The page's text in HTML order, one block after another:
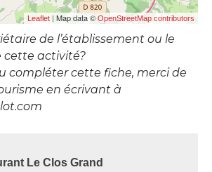
Leaflet | Map data © OpenStreetMap contributors
de l’établissement ou le
cette activité?
compléter cette fiche, merci de
en écrivant à
Le Clos Grand